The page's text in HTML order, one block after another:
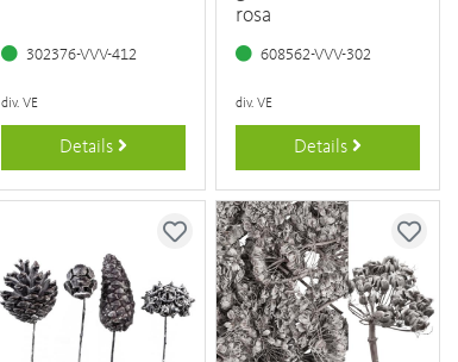
302376-VVV-412
div. VE
Details
rosa
608562-VVV-302
div. VE
Details